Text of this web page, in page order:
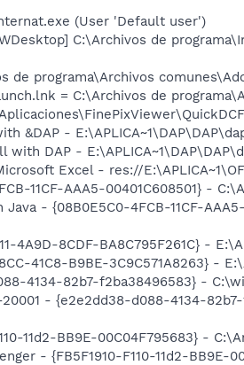
(User 'Default user')
C:\Archivos de
de programa\Archivos
= C:\Archivos de
&DAP -
DAP -
Excel - res://
11CF-AAA5-00401C608501} -
- {08B0E5C0-4FCB-11CF-
8CDF-BA8C795F261C} -
41C8-B9BE-3C9C571A8263} -
4134-82b7-f2ba38496583} -
- {e2e2dd38-d088-4134-
11d2-BB9E-00C04F795683} -
- {FB5F1910-F110-11d2-BB9E-